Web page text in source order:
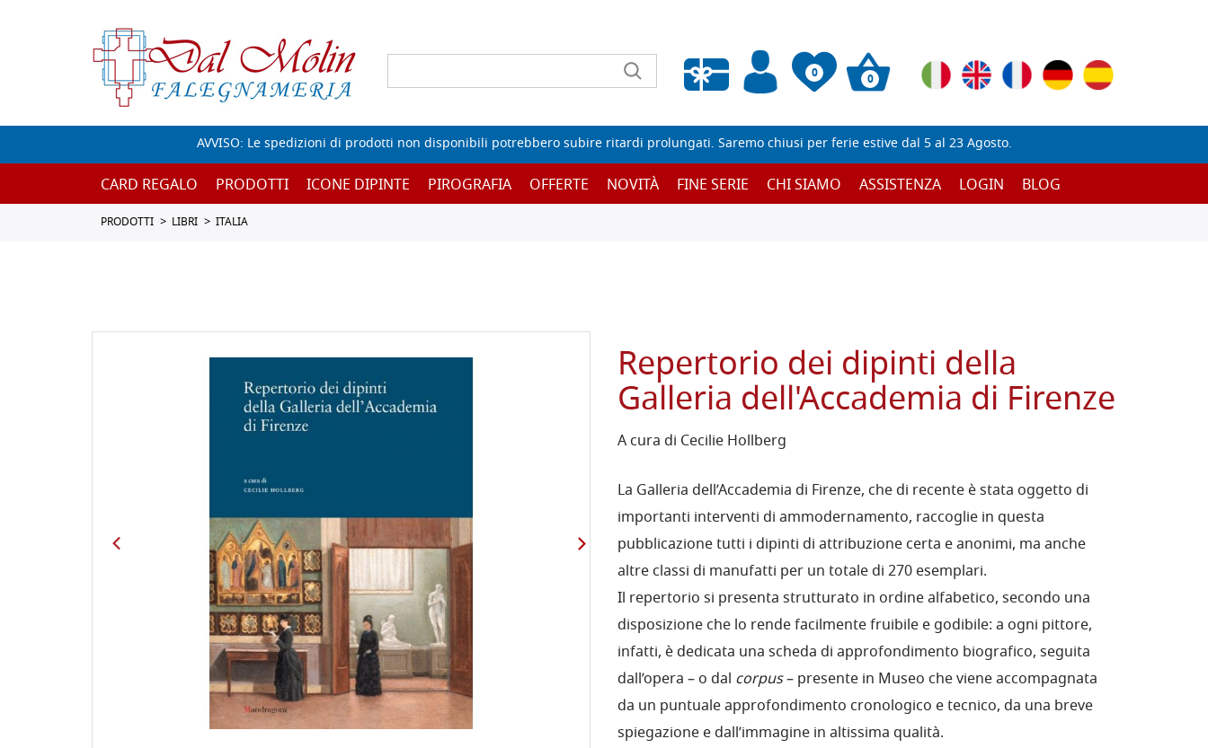
0
Wishlist vuota
0
AVVISO: Le spedizioni di prodotti non disponibili potrebbero subire ritardi prolungati. Saremo chiusi per ferie estive dal 5 al 23 Agosto.
CARD REGALO PRODOTTI ICONE DIPINTE PIROGRAFIA OFFERTE NOVITÀ FINE SERIE CHI SIAMO ASSISTENZA LOGIN BLOG
PRODOTTI LIBRI ITALIA
Repertorio dei dipinti della
Galleria dell'Accademia di Firenze
A cura di Cecilie Hollberg
La Galleria dell’Accademia di Firenze, che di recente è stata oggetto di
importanti interventi di ammodernamento, raccoglie in questa
pubblicazione tutti i dipinti di attribuzione certa e anonimi, ma anche
altre classi di manufatti per un totale di 270 esemplari.
Il repertorio si presenta strutturato in ordine alfabetico, secondo una
disposizione che lo rende facilmente fruibile e godibile: a ogni pittore,
infatti, è dedicata una scheda di approfondimento biografico, seguita
dall’opera – o dal corpus– presente in Museo che viene accompagnata
da un puntuale approfondimento cronologico e tecnico, da una breve
spiegazione e dall’immagine in altissima qualità.